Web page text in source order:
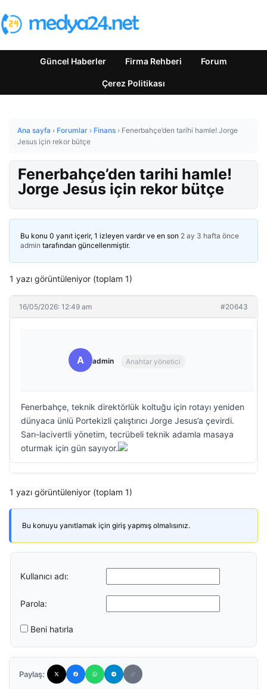
Güncel Haberler Firma Rehberi Forum
Çerez Politikası
Ana sayfa › Forumlar › Finans › Fenerbahçe’den tarihi hamle! Jorge
Jesus için rekor bütçe
Fenerbahçe’den tarihi hamle!
Jorge Jesus için rekor bütçe
Bu konu 0 yanıt içerir, 1 izleyen vardır ve en son 2 ay 3 hafta önce
admin tarafından güncellenmiştir.
1 yazı görüntüleniyor (toplam 1)
16/05/2026: 12:49 am #20643
A admin Anahtar yönetici
Fenerbahçe, teknik direktörlük koltuğu için rotayı yeniden
dünyaca ünlü Portekizli çalıştırıcı Jorge Jesus’a çevirdi.
Sarı-lacivertli yönetim, tecrübeli teknik adamla masaya
oturmak için gün sayıyor.
1 yazı görüntüleniyor (toplam 1)
Bu konuyu yanıtlamak için giriş yapmış olmalısınız.
Kullanıcı adı:
Parola:
Beni hatırla
Paylaş: